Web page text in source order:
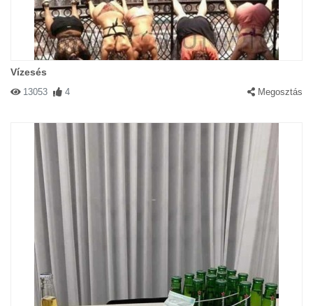
Vízesés
13053 4 Megosztás